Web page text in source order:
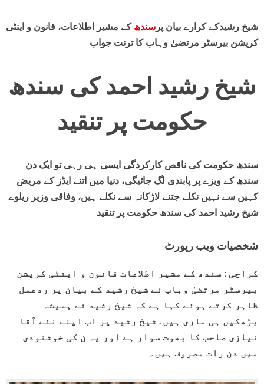
شیخ رشیدکے کرارے بیان پر سندھ کے مشیر اطلاعات، قانون و اینٹی
کرپشن بیرسٹر مرتضیٰ وہاب کا ترنت جواب
شیخ رشید احمد کی سندھ
حکومت پر تنقید
سندھ حکومت کی ناقص کارکردگی ایسی ہی رہی تو ایک دن
سندھ کے ویزے پر پابندی لگ جائیگی، دنیا میں اتنے ایڈز کے مریض
کہیں سے نہیں نکلے جتنے لاڑکانہ سے نکلے ہیں، وفاقی وزیر ریلوے
شیخ رشید احمد کی سندھ حکومت پر تنقید
شخصیات ویب رپورٹ
کراچی : سندھ کے مشیر اطلاعات قانون و اینٹی کرپشن
بیرسٹر مرتضیٰ وہاب نے شیخ رشید کے بیان پر ردعمل
ظاہر کرتے ہوئے کہا ہے کہ شیخ رشید نے ہمیشہ
بڑھکیں ہی ماری ہیں۔شیخ رشید پر اب اپنے نئے آقا
نیازی صاحب کا بھوت سوار ہے اور یہ ن کی خوشنودی
میں دن رات مصروف ہیں۔